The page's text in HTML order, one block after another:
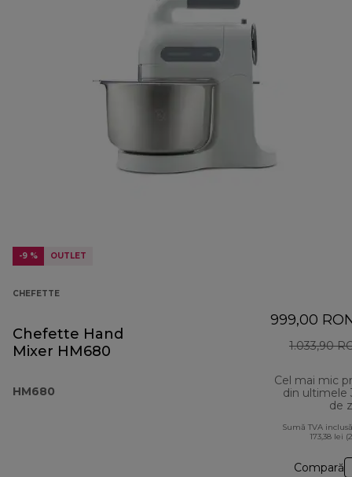
-9 % OUTLET
CHEFETTE
Chefette Hand
Mixer HM680
HM680
999,00
1.033,90
Cel mai mic
din ultimele
de
Sumă TVA
173,38 lei
Compară